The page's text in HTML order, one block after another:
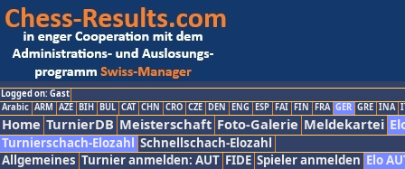
Logged on: Gast
Arabic ARM AZE BIH BUL CAT CHN CRO CZE DEN ENG ESP FAI FIN FRA GER GRE INA
Home TurnierDB Meisterschaft Foto-Galerie Meldekartei
Turnierschach-Elozahl Schnellschach-Elozahl
Allgemeines Turnier anmelden: AUT FIDE Spieler anmelden Elo